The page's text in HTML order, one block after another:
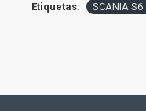
Etiquetas: SCANIA S6